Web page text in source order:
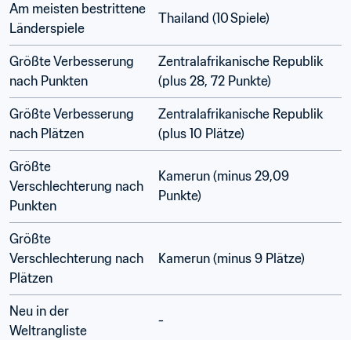
Am meisten bestrittene
Länderspiele
Thailand (10 Spiele)
Größte Verbesserung
nach Punkten
Zentralafrikanische Republik
(plus 28, 72 Punkte)
Größte Verbesserung
nach Plätzen
Zentralafrikanische Republik
(plus 10 Plätze)
Größte
Verschlechterung nach
Punkten
Kamerun (minus 29,09
Punkte)
Größte
Verschlechterung nach
Plätzen
Kamerun (minus 9 Plätze)
Neu in der
Weltrangliste
-